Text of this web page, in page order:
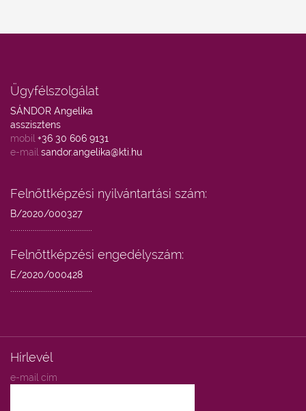
Ügyfélszolgálat
SÁNDOR Angelika
asszisztens
mobil +36 30 606 9131
e-mail sandor.angelika@kti.hu
Felnőttképzési nyilvántartási szám:
B/2020/000327
Felnőttképzési engedélyszám:
E/2020/000428
Hírlevél
e-mail cím